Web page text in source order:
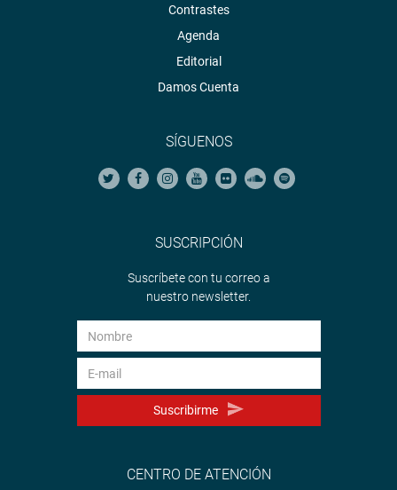
Contrastes
Agenda
Editorial
Damos Cuenta
SÍGUENOS
SUSCRIPCIÓN
Suscríbete con tu correo a
nuestro newsletter.
Suscribirme
CENTRO DE ATENCIÓN